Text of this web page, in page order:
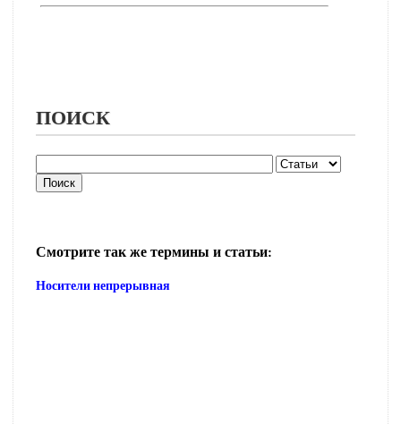
ПОИСК
Смотрите так же термины и статьи:
Носители непрерывная